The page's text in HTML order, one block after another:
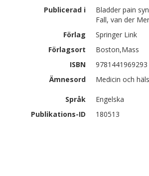
Publicerad i
Bladder pain
Fall, van der
Förlag
Springer Link
Förlagsort
Boston,Mass
ISBN
9781441969293
Ämnesord
Medicin och
Språk
Engelska
Publikations-ID
180513